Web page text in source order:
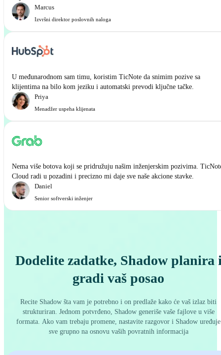
Marcus
Izvršni direktor poslovnih naloga
U međunarodnom sam timu, koristim TicNote da snimim pozive sa
klijentima na bilo kom jeziku i automatski prevodi ključne tačke.
Priya
Menadžer uspeha klijenata
Nema više botova koji se pridružuju našim inženjerskim pozivima.
Cloud radi u pozadini i precizno mi daje sve naše akcione stavke.
Daniel
Senior softverski inženjer
Dodelite zadatke, Shadow planira
gradi vaš posao
Recite Shadow šta vam je potrebno i on predlaže kako će vaš izlaz biti
strukturiran. Jednom potvrđeno, Shadow generiše vaše fajlove u više
formata. Ako vam trebaju promene, nastavite razgovor i Shadow uređuje
sve grupno na osnovu vaših povratnih informacija